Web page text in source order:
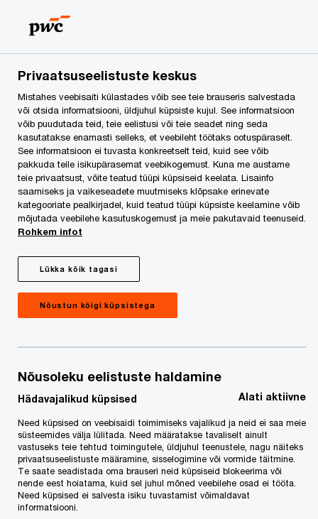
content
footer
PwC Eesti Press Uudised PwC toetab
PwC toetab
Kliimaministeeriumit ja
Keskkonnaagentuuri
riigihangete
keskkonnahoidlikumaks
muutmisel
1. jaanuarist 2022 muutus kohustuslikuks
keskkonnahoidlike kriteeriumide kasutamine nelja
teenuse/toote riigihangetes: mööbel,
puhastustooted ja -teenused, kontori IT-seadmed
Privaatsuseelistuste keskus
Mistahes veebisaiti külastades võib see teie brauseris salvestada
või otsida informatsiooni, üldjuhul küpsiste kujul. See informatsioon
võib puudutada teid, teie eelistusi või teie seadet ning seda
kasutatakse enamasti selleks, et veebileht töötaks ootuspäraselt.
See informatsioon ei tuvasta konkreetselt teid, kuid see võib
pakkuda teile isikupärasemat veebikogemust. Kuna me austame
teie privaatsust, võite teatud tüüpi küpsiseid keelata. Lisainfo
saamiseks ja vaikeseadete muutmiseks klõpsake erinevate
kategooriate pealkirjadel, kuid teatud tüüpi küpsiste keelamine võib
mõjutada veebilehe kasutuskogemust ja meie pakutavaid teenuseid.
Rohkem infot
Lükka kõik tagasi
Nõustun kõigi küpsistega
Nõusoleku eelistuste haldamine
Hädavajalikud küpsised Alati aktiivne
Need küpsised on veebisaidi toimimiseks vajalikud ja neid ei saa meie
süsteemides välja lülitada. Need määratakse tavaliselt ainult
vastuseks teie tehtud toimingutele, üldjuhul teenustele, nagu näiteks
privaatsuseelistuste määramine, sisselogimine või vormide täitmine.
Te saate seadistada oma brauseri neid küpsiseid blokeerima või
nende eest hoiatama, kuid sel juhul mõned veebilehe osad ei tööta.
Need küpsised ei salvesta isiku tuvastamist võimaldavat
informatsiooni.